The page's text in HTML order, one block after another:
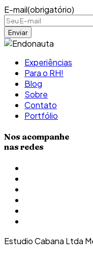
E-mail(obrigatório)
Experiências
Para o RH!
Blog
Sobre
Contato
Portfólio
Nos acompanhe
nas redes
Estudio Cabana Ltda